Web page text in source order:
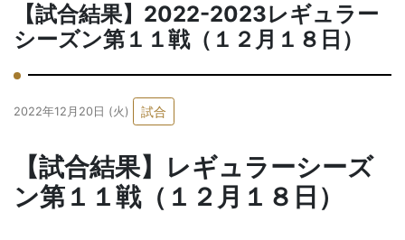
【試合結果】2022-2023レギュラー
シーズン第１１戦（１２月１８日）
2022年12月20日 (火) 試合
【試合結果】レギュラーシーズ
ン第１１戦（１２月１８日）